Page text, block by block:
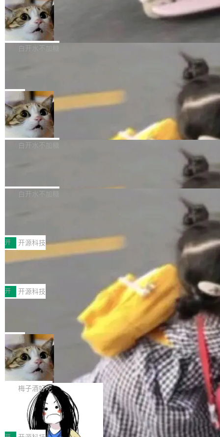
l 迁移或唤醒时，新宿主从 S3 恢复 SQLite 数据
库继续执行。存储库是持久化的唯一真相...
te 17 Pro、OPPO K15，要么是vivo X300 E这
样的次旗舰。 Galaxy Z Fold8 Ultra / Z Fold8 /
Z Flip8三款折叠屏新机均在7月22日发布，且全
部搭载骁龙8 Elite Gen5 for Galaxy，它们本该
本控制系统。目前处于 Early Access 阶段。 De
ltaDB 的核心思路直接写在 landing page 最显
眼的位置：「Software is made between com
mits」——软件是在 commit 之间写出来的。git
是把这段空隙补上。 回退到任何一次编辑：Delt
aDB 捕获 commit 之间的每一次操作，...
SpaceXAI 单季资本开支达 183 亿美元
根据风险投资人Tomer Tunguz 博客（VC 分
析）披露的最新分析与第二季度业绩报告，Spac
微软同期总资本开支的四成。 与亚马逊、Alpha
bet、微软以及 Meta 等传统科技巨头相比，Spa
ceXAI的资金消耗速度尤为引人瞩目。然而，支
撑庞大支出的资金来源却呈现出截然不同的面
貌。数据显示，微软和 Meta 主要依托充沛的经
白开水不加糖
一个在终端里运行的编程 agent；Muse Spark
1.2，驱动这个 agent 的新模型。一句话概括：
你可以用 curl -fsSL https://dev.meta.ai/install.
sh | bash 安装一个能在大项目里自动规划、写
代码、验证结果的 AI 终端工具。 据介绍，Muse
个主 agent 循环，外加一组后台 agent。这些后
局
美团开源 LoHoSearch，用知识图谱校
准 AI 能力认知
机器出题的前提，是让机器拥有全局视野。整个
构建流程可以分为四个环节：建图 → 控制难度
白开水不加糖
库，并将作为transport接入Mooncake TENT。
MPComm将作为一种传输引擎接入Mooncake T
ENT，实现零拷贝传输性能提升30%、非零拷贝
传输性能最高提升5倍。UCL-MPComm底层基
于自研UCL-Engine通信引擎，后续腾讯网平将
持续开源更多基于UCL-Engine的高性能通信组
件。 腾讯网平团队在UCL-MPComm中实现了一
个独立于业务线程的全局通信引擎（Engine），
白开水不加糖
型案例入选名单》，深信服“面向企业研发场景的
开源 AI 编程平台 CoStrict 应用”凭借卓越的技术
创新与落地成效成功入选。 全链路私有化部署，
助力企业AI研发安全落地 当前，越来越多企业已
经开始引入 AI Coding 工具，通过调用公有云模
型或企业内部部署模型提升研发效率。但随着 AI
Coding 从个人辅助工具逐步走向团队级、组织
级应用，企业在规模化落地过程中，对安全性、
可控性和代码质量提出了更高要求。 首先是数据
安全与合规要求。对于大多数普通研发场景，公
有云模型能够满足快速试用和效率提升的需求。
但对于金融、能源、医疗等对数据安全要求较...
开 开源科技
深信服AI算力网关入选工信部人工智能
前不久，工业和信息化部正式发布《2025年人工
智能应用典型案例名单》，集中展示人工智能在
各领域的应用成果，覆盖技术底座、行业赋能、
产品应用、支撑保障、专题等五大方向。深信服
AI算力网关（AI创新平台）成功入选！ 随着各行
各业的Agent走向规模化建设，算力构成形态逐
渐丰富，用户关注的重点也在发生变化：不只是
让AI用起来，还要进一步看清混合算力时代下，
Token花在哪里、算力是否被充分利用，以及持
续增长的AI成本该如何优化。 深信服AI算力网关
正是围绕这些实际问题，从Token治理和成本治
理两个方面，让用户的每一份算力都看得清、管
得住、用得稳、省得下、更安全！ 一、从现在开
始，Token使用一目...
开 开源科技
Jeff Dean 离开 Google：一个时代的结
束，一个实验室的开始
Google 员工编号 20。MapReduce 作者之一。
Bigtable 作者之一。TensorFlow 的作者之一。
Gemini 的架构师。Google 首席科学家。 Jeff D
ean 在 Google 工作了 27 年后，宣布离职。 他
不是一个人走。一同离开的还有 Sanjay Ghema
wat（Google 员工编号 23，Jeff Dean 二十多
年的编程搭档，MapReduce 和 Bigtable 的共同
作者）、Quoc Le（Google 大脑核心成员，Se
q2Seq 和 DocAI 的共同发明人）以及 Oriol Vin
yals（Gemini 联合负责人，AlphaSta...
局
🔥 SolonCode v2026.8.4 发布：界面
字体可调、22 种语言、记忆搜索增强
打开终端就能上岗的全中文编码智能体，这一轮
把「看得清、用母语、记得住」三件事一次补
齐。 SolonCode 是什么 SolonCode 是杭州无
耳科技研发的企业级终端编码智能体——一位全
中文驱动的数字员工，自主理解需求、规划步
骤、编写代码。不挑模型、不挑平台，curl 一行
梅子酒好吃
让“代码语义理解”深度释放AI Coding
价值潜能：华为云码道（CodeArts）
代码仓技术解析
一、代码仓深度理解技术的作用与价值 在软件工
程实践中，代码仓是企业核心知识资产的主要载